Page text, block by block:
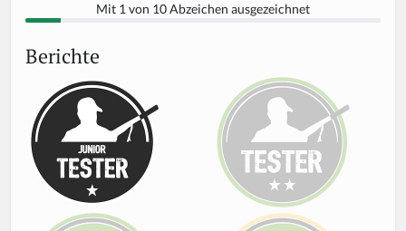
Mit 1 von 10 Abzeichen ausgezeichnet
Berichte